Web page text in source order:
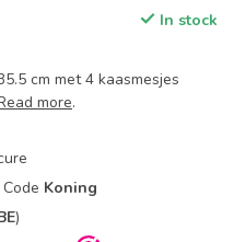
In stock
cm met 4 kaasmesjes
more.
Koning
)